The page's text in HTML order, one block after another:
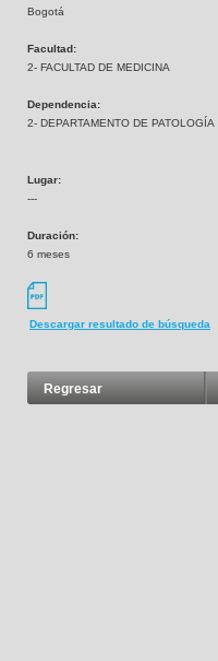
Bogotá
Facultad:
2- FACULTAD DE MEDICINA
Dependencia:
2- DEPARTAMENTO DE PATOLOGÍA
Lugar:
---
Duración:
6 meses
Descargar resultado de búsqueda
Regresar